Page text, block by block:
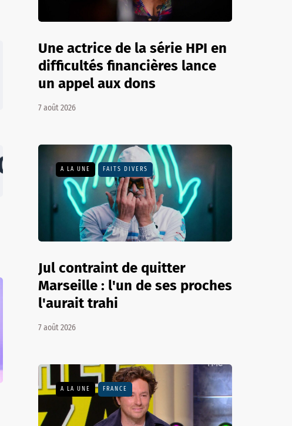
Une actrice de la série HPI en
difficultés financières lance
un appel aux dons
7 août 2026
A LA UNE FAITS DIVERS
Jul contraint de quitter
Marseille : l'un de ses proches
l'aurait trahi
7 août 2026
A LA UNE FRANCE